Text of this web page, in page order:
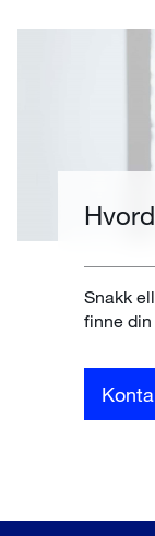
Snakk
finne